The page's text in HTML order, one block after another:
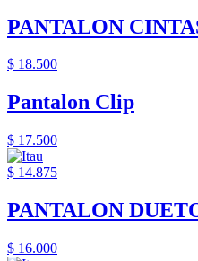
PANTALON
$ 18.500
Pantalon Clip
$ 17.500
$ 14.875
PANTALON
$ 16.000